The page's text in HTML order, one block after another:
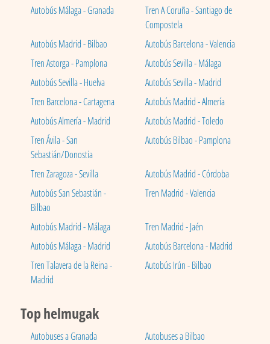
Autobús Málaga - Granada
Tren A Coruña - Santiago de
Compostela
Autobús Madrid - Bilbao
Autobús Barcelona - Valencia
Tren Astorga - Pamplona
Autobús Sevilla - Málaga
Autobús Sevilla - Huelva
Autobús Sevilla - Madrid
Tren Barcelona - Cartagena
Autobús Madrid - Almería
Autobús Almería - Madrid
Autobús Madrid - Toledo
Tren Ávila - San
Sebastián/Donostia
Autobús Bilbao - Pamplona
Tren Zaragoza - Sevilla
Autobús Madrid - Córdoba
Autobús San Sebastián -
Bilbao
Tren Madrid - Valencia
Autobús Madrid - Málaga
Tren Madrid - Jaén
Autobús Málaga - Madrid
Autobús Barcelona - Madrid
Tren Talavera de la Reina -
Madrid
Autobús Irún - Bilbao
Top helmugak
Autobuses a Granada
Autobuses a Bilbao